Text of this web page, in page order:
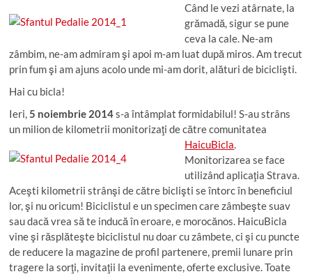
Când le vezi atârnate, la
grămadă, sigur se pune
ceva la cale. Ne-am
zâmbim, ne-am admiram şi apoi m-am luat după miros. Am trecut
prin fum şi am ajuns acolo unde mi-am dorit, alături de biciclişti.
Hai cu bicla!
Ieri, 5 noiembrie 2014s-a întâmplat formidabilul! S-au strâns
un milion de kilometrii monitorizaţi de către comunitatea
HaicuBicla
Monitorizarea se face
utilizând aplicaţia Strava.
Aceşti kilometrii strânşi de către biclişti se întorc în beneficiul
lor, şi nu oricum! Biciclistul e un specimen care zâmbeşte suav
sau dacă vrea să te inducă în eroare, e morocănos. HaicuBicla
vine şi răsplăteşte biciclistul nu doar cu zâmbete, ci şi cu puncte
de reducere la magazine de profil partenere, premii lunare prin
tragere la sorţi, invitaţii la evenimente, oferte exclusive. Toate